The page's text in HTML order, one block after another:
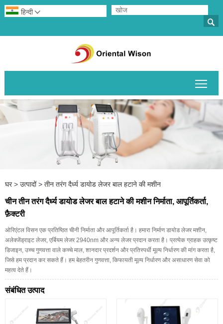

हिन्दी 
घर > उत्पादों > तीन तरंग दैर्ध्य डायोड लेजर बाल हटाने की मशीन
चीन तीन तरंग दैर्ध्य डायोड लेजर बाल हटाने की मशीन निर्माता, आपूर्तिकर्ता,
फ़ैक्टरी
ओरिएंटल विसन एक प्रतिष्ठित चीनी निर्माता और आपूर्तिकर्ता है। हमारा निर्माण डायोड लेजर मशीन,
अलेक्जेंड्राइट लेजर, एर्बियम लेजर 2940nm और अन्य लेजर प्रदान करता है। प्रत्येक ग्राहक उत्कृष्ट
डिजाइन, उच्च गुणवत्ता वाले कच्चे माल, शानदार प्रदर्शन और प्रतिस्पर्धी मूल्य निर्धारण की मांग करता है,
जिसे हम प्रदान कर सकते हैं। हम बेहतरीन गुणवत्ता, किफायती मूल्य निर्धारण और असाधारण सेवा को
महत्व देते हैं।
संबंधित उत्पाद